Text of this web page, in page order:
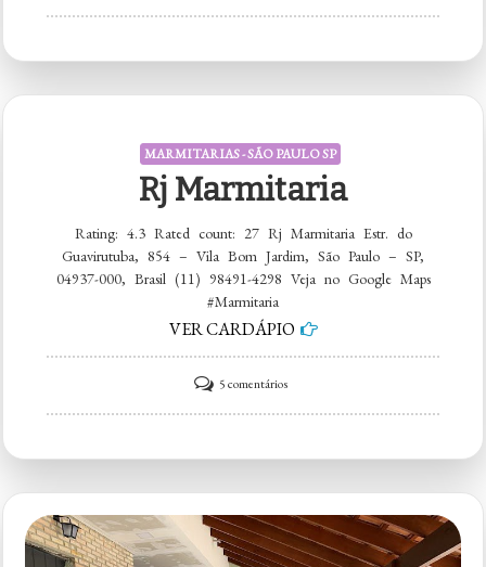
Marmitaria
Artesanais
MARMITARIAS - SÃO PAULO SP
Rj Marmitaria
Rating: 4.3 Rated count: 27 Rj Marmitaria Estr. do
Guavirutuba, 854 – Vila Bom Jardim, São Paulo – SP,
04937-000, Brasil (11) 98491-4298 Veja no Google Maps
#Marmitaria
VER CARDÁPIO
5 comentáriosem
Rj